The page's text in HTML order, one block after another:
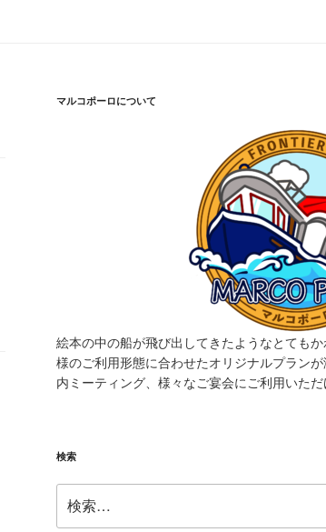
マルコポーロについて
絵本の中の船が飛び出してきたようなとても
様のご利用形態に合わせたオリジナルプラン
内ミーティング、様々なご宴会にご利用いただ
検索
索: